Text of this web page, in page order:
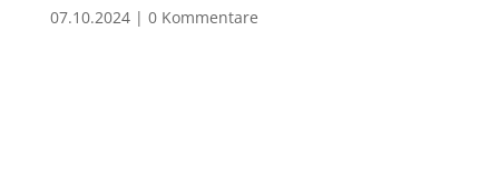
07.10.2024| 0 Kommentare